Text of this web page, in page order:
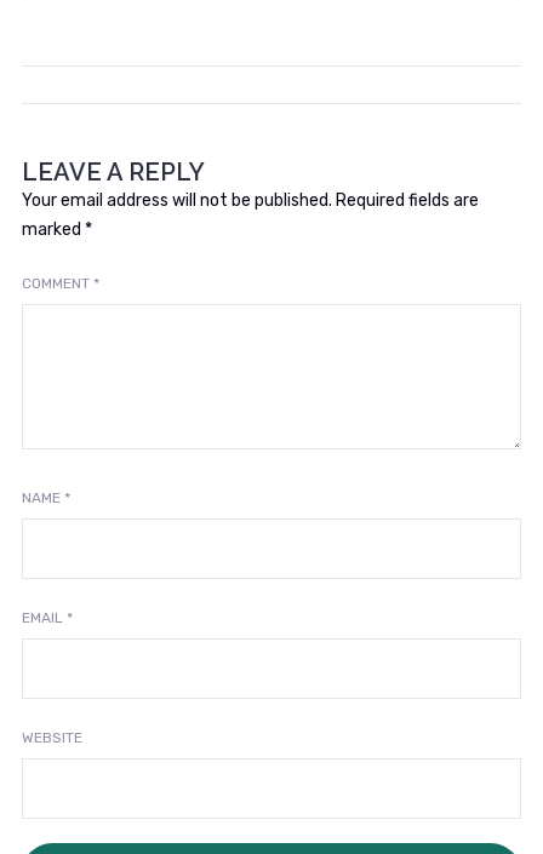
LEAVE A REPLY
Your email address will not be published. Required fields are
marked *
COMMENT *
NAME *
EMAIL *
WEBSITE